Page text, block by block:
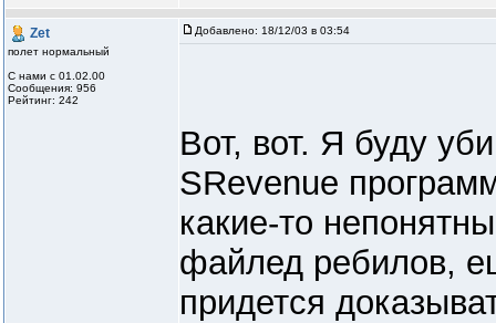
Zet
полет нормальный
С нами с 01.02.00
Сообщения: 956
Рейтинг: 242
Добавлено: 18/12/03 в 03:54
Вот, вот. Я буду
SRevenue
какие-то
файлед ребилов,
придется